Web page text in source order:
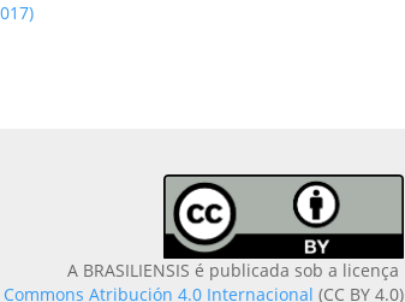
A BRASILIENSIS é publicada sob a licença
Commons Atribución 4.0 Internacional (CC BY 4.0)